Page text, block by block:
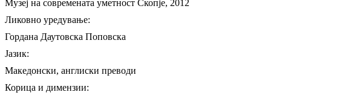
Музеј на современата уметност Скопје, 2012
Ликовно уредување:
Гордана Даутовска Поповска
Јазик:
Македонски, англиски преводи
Корица и димензии: